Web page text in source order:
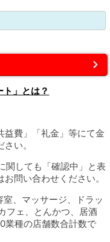
」とは？
益費」「礼金」等にて金
い。
関しても「確認中」と表
問い合わせください。
、マッサージ、ドラッ
フェ、とんかつ、居酒
業種の店舗数合計数で